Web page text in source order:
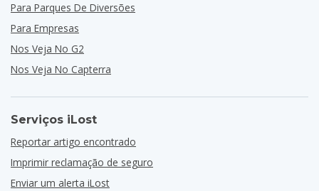
Para Parques De Diversões
Para Empresas
Nos Veja No G2
Nos Veja No Capterra
Serviços iLost
Reportar artigo encontrado
Imprimir reclamação de seguro
Enviar um alerta iLost